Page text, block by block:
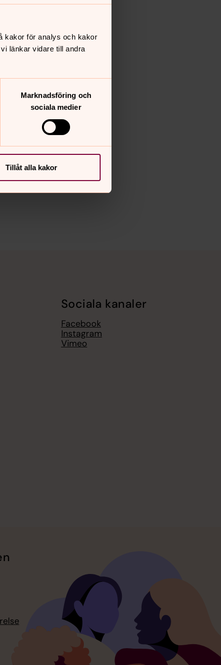
kakor för analys och kakor
länkar vidare till andra
Marknadsföring och
sociala medier
Tillåt alla kakor
Sociala kanaler
Facebook
Instagram
Vimeo